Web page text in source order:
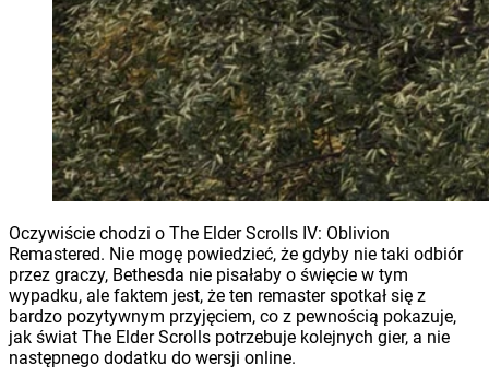
Oczywiście chodzi o The Elder Scrolls IV: Oblivion
Remastered. Nie mogę powiedzieć, że gdyby nie taki odbiór
przez graczy, Bethesda nie pisałaby o święcie w tym
wypadku, ale faktem jest, że ten remaster spotkał się z
bardzo pozytywnym przyjęciem, co z pewnością pokazuje,
jak świat The Elder Scrolls potrzebuje kolejnych gier, a nie
następnego dodatku do wersji online.